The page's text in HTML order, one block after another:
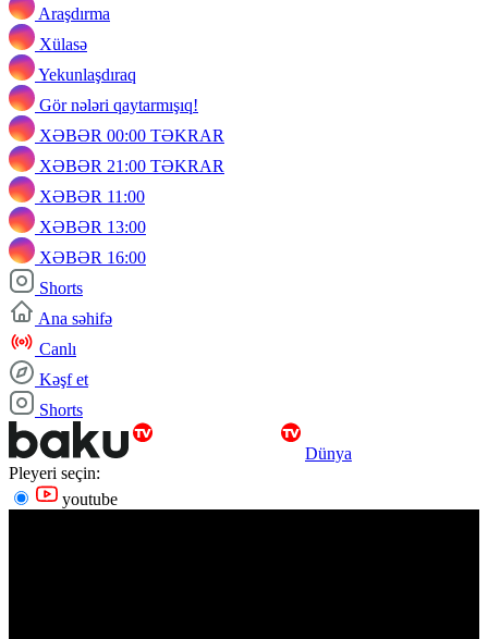
Araşdırma
Xülasə
Yekunlaşdıraq
Gör nələri qaytarmışıq!
XƏBƏR 00:00 TƏKRAR
XƏBƏR 21:00 TƏKRAR
XƏBƏR 11:00
XƏBƏR 13:00
XƏBƏR 16:00
Shorts
Ana səhifə
Canlı
Kəşf et
Shorts
Dünya
Pleyeri seçin:
youtube